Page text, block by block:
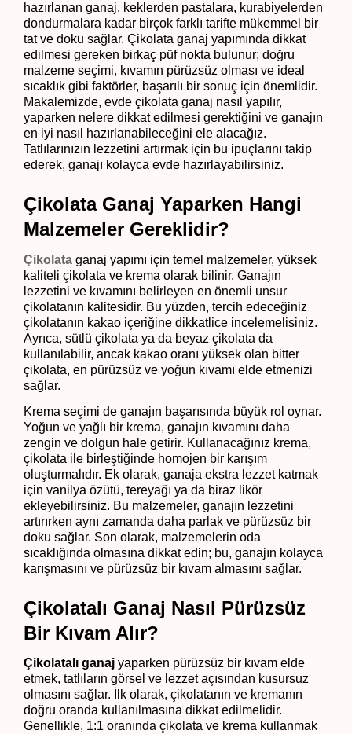
hazırlanan ganaj, keklerden pastalara, kurabiyelerden
dondurmalara kadar birçok farklı tarifte mükemmel bir
tat ve doku sağlar. Çikolata ganaj yapımında dikkat
edilmesi gereken birkaç püf nokta bulunur; doğru
malzeme seçimi, kıvamın pürüzsüz olması ve ideal
sıcaklık gibi faktörler, başarılı bir sonuç için önemlidir.
Makalemizde, evde çikolata ganaj nasıl yapılır,
yaparken nelere dikkat edilmesi gerektiğini ve ganajın
en iyi nasıl hazırlanabileceğini ele alacağız.
Tatlılarınızın lezzetini artırmak için bu ipuçlarını takip
ederek, ganajı kolayca evde hazırlayabilirsiniz.
Çikolata Ganaj Yaparken Hangi
Malzemeler Gereklidir?
Çikolata ganaj yapımı için temel malzemeler, yüksek
kaliteli çikolata ve krema olarak bilinir. Ganajın
lezzetini ve kıvamını belirleyen en önemli unsur
çikolatanın kalitesidir. Bu yüzden, tercih edeceğiniz
çikolatanın kakao içeriğine dikkatlice incelemelisiniz.
Ayrıca, sütlü çikolata ya da beyaz çikolata da
kullanılabilir, ancak kakao oranı yüksek olan bitter
çikolata, en pürüzsüz ve yoğun kıvamı elde etmenizi
sağlar.
Krema seçimi de ganajın başarısında büyük rol oynar.
Yoğun ve yağlı bir krema, ganajın kıvamını daha
zengin ve dolgun hale getirir. Kullanacağınız krema,
çikolata ile birleştiğinde homojen bir karışım
oluşturmalıdır. Ek olarak, ganaja ekstra lezzet katmak
için vanilya özütü, tereyağı ya da biraz likör
ekleyebilirsiniz. Bu malzemeler, ganajın lezzetini
artırırken aynı zamanda daha parlak ve pürüzsüz bir
doku sağlar. Son olarak, malzemelerin oda
sıcaklığında olmasına dikkat edin; bu, ganajın kolayca
karışmasını ve pürüzsüz bir kıvam almasını sağlar.
Çikolatalı Ganaj Nasıl Pürüzsüz
Bir Kıvam Alır?
Çikolatalı ganaj yaparken pürüzsüz bir kıvam elde
etmek, tatlıların görsel ve lezzet açısından kusursuz
olmasını sağlar. İlk olarak, çikolatanın ve kremanın
doğru oranda kullanılmasına dikkat edilmelidir.
Genellikle, 1:1 oranında çikolata ve krema kullanmak